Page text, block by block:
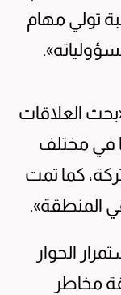
تولي مهام
العلاقات
في مختلف
كما تمت
المنطقة».
الحوار
مخاطر